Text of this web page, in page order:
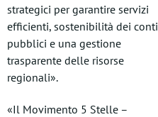
strategici per garantire servizi
efficienti, sostenibilità dei conti
pubblici e una gestione
trasparente delle risorse
regionali».
«Il Movimento 5 Stelle –